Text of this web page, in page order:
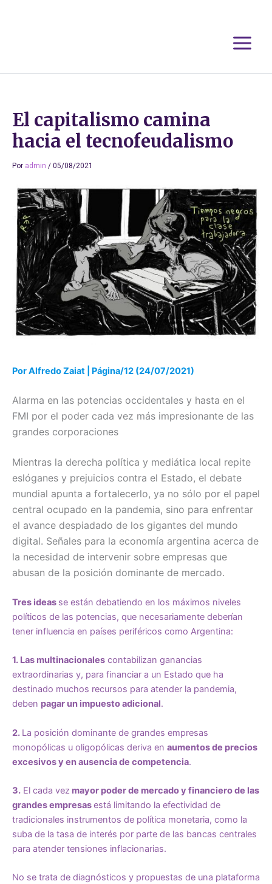
El capitalismo camina
hacia el tecnofeudalismo
Por admin / 05/08/2021
Por Alfredo Zaiat | Página/12 (24/07/2021)
Alarma en las potencias occidentales y hasta en el
FMI por el poder cada vez más impresionante de las
grandes corporaciones
Mientras la derecha política y mediática local repite
eslóganes y prejuicios contra el Estado, el debate
mundial apunta a fortalecerlo, ya no sólo por el papel
central ocupado en la pandemia, sino para enfrentar
el avance despiadado de los gigantes del mundo
digital. Señales para la economía argentina acerca de
la necesidad de intervenir sobre empresas que
abusan de la posición dominante de mercado.
Tres ideas se están debatiendo en los máximos niveles
políticos de las potencias, que necesariamente deberían
tener influencia en países periféricos como Argentina:
1. Las multinacionales contabilizan ganancias
extraordinarias y, para financiar a un Estado que ha
destinado muchos recursos para atender la pandemia,
deben pagar un impuesto adicional.
2. La posición dominante de grandes empresas
monopólicas u oligopólicas deriva en aumentos de precios
excesivos y en ausencia de competencia.
3. El cada vez mayor poder de mercado y financiero de las
grandes empresasestá limitando la efectividad de
tradicionales instrumentos de política monetaria, como la
suba de la tasa de interés por parte de las bancas centrales
para atender tensiones inflacionarias.
No se trata de diagnósticos y propuestas de una plataforma